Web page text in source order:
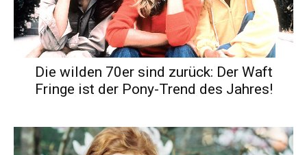
Die wilden 70er sind zurück: Der Waft
Fringe ist der Pony-Trend des Jahres!